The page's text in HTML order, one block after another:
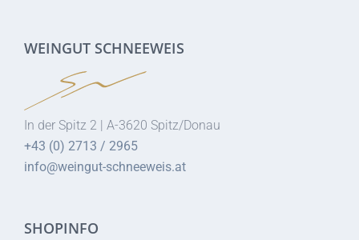
WEINGUT SCHNEEWEIS
In der Spitz 2 | A-3620 Spitz/Donau
+43 (0) 2713 / 2965
info@weingut-schneeweis.at
SHOPINFO